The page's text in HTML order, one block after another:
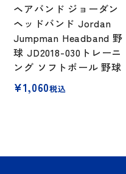
ヘアバンド ジョーダン
ヘッドバンド Jordan
Jumpman Headband 野
球 JD2018-030トレーニ
ング ソフトボール 野球
¥1,060税込